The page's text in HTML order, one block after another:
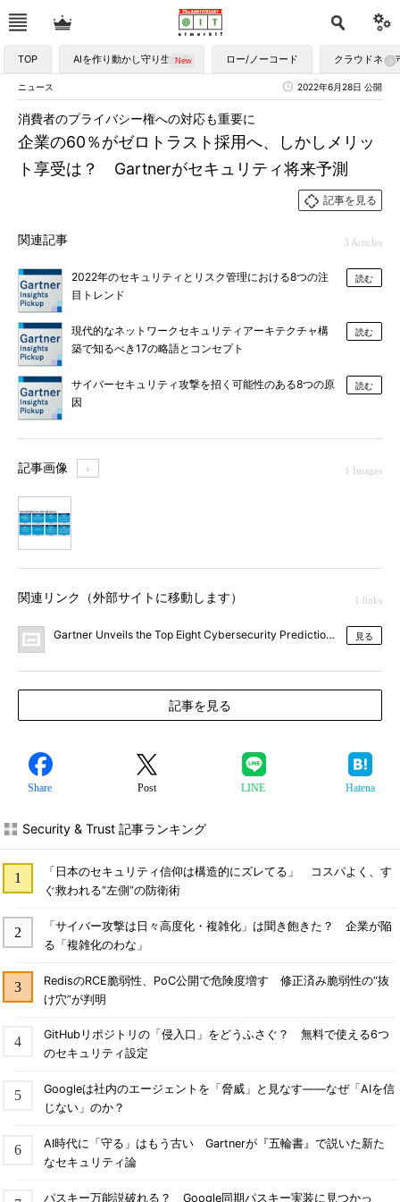
TOP AIを作り動かし守り生かす ロー/ノーコード クラウドネイ
ニュース 2022年6月28日 公開
企業の60％がゼロトラスト採用へ、しかしメリッ
ト享受は？ Gartnerがセキュリティ将来予測
消費者のプライバシー権への対応も重要に
記事を見る
関連記事 3 Articles
2022年のセキュリティとリスク管理における8つの注
目トレンド
読む
現代的なネットワークセキュリティアーキテクチャ構
築で知るべき17の略語とコンセプト
読む
サイバーセキュリティ攻撃を招く可能性のある8つの原
因
読む
記事画像 ＋ 1 Images
関連リンク（外部サイトに移動します） 1 links
Gartner Unveils the Top Eight Cybersecurity Predictions for 2022-
見る
記事を見る
Share Post LINE Hatena
Security & Trust 記事ランキング
「日本のセキュリティ信仰は構造的にズレてる」 コスパよく、す
ぐ救われる“左側”の防衛術
「サイバー攻撃は日々高度化・複雑化」は聞き飽きた？ 企業が陥
る「複雑化のわな」
RedisのRCE脆弱性、PoC公開で危険度増す 修正済み脆弱性の“抜
け穴”が判明
GitHubリポジトリの「侵入口」をどうふさぐ？ 無料で使える6つ
のセキュリティ設定
Googleは社内のエージェントを「脅威」と見なす――なぜ「AIを信
じない」のか？
AI時代に「守る」はもう古い Gartnerが『五輪書』で説いた新た
なセキュリティ論
パスキー万能説破れる？ Google同期パスキー実装に見つかっ